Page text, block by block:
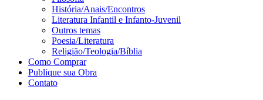
História/Anais/Encontros
Literatura Infantil e Infanto-Juvenil
Outros temas
Poesia/Literatura
Religião/Teologia/Bíblia
Como Comprar
Publique sua Obra
Contato